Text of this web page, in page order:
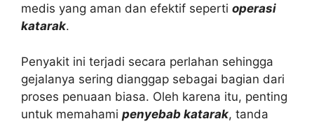
medis yang aman dan efektif seperti operasi
katarak.
Penyakit ini terjadi secara perlahan sehingga
gejalanya sering dianggap sebagai bagian dari
proses penuaan biasa. Oleh karena itu, penting
untuk memahami penyebab katarak, tanda